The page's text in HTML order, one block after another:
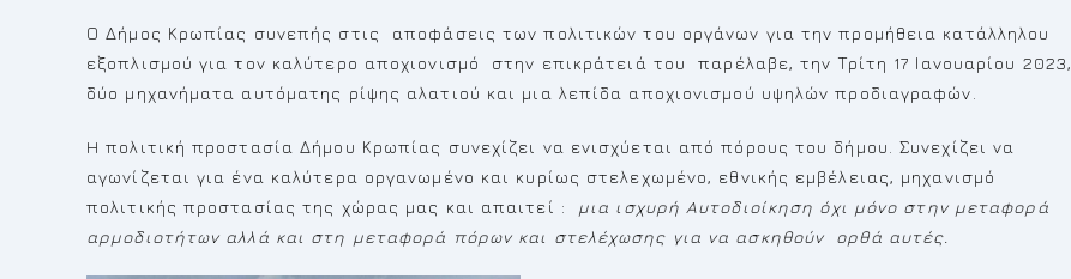
Ο Δήμος Κρωπίας συνεπής στις αποφάσεις των πολιτικών του οργάνων για την προμήθεια κατάλληλου
εξοπλισμού για τον καλύτερο αποχιονισμό στην επικράτειά του παρέλαβε, την Τρίτη 17 Ιανουαρίου 2023,
δύο μηχανήματα αυτόματης ρίψης αλατιού και μια λεπίδα αποχιονισμού υψηλών προδιαγραφών.
H πολιτική προστασία Δήμου Κρωπίας συνεχίζει να ενισχύεται από πόρους του δήμου. Συνεχίζει να
αγωνίζεται για ένα καλύτερα οργανωμένο και κυρίως στελεχωμένο, εθνικής εμβέλειας, μηχανισμό
πολιτικής προστασίας της χώρας μας και απαιτεί : μια ισχυρή Αυτοδιοίκηση όχι μόνο στην μεταφορά
αρμοδιοτήτων αλλά και στη μεταφορά πόρων και στελέχωσης για να ασκηθούν ορθά αυτές.